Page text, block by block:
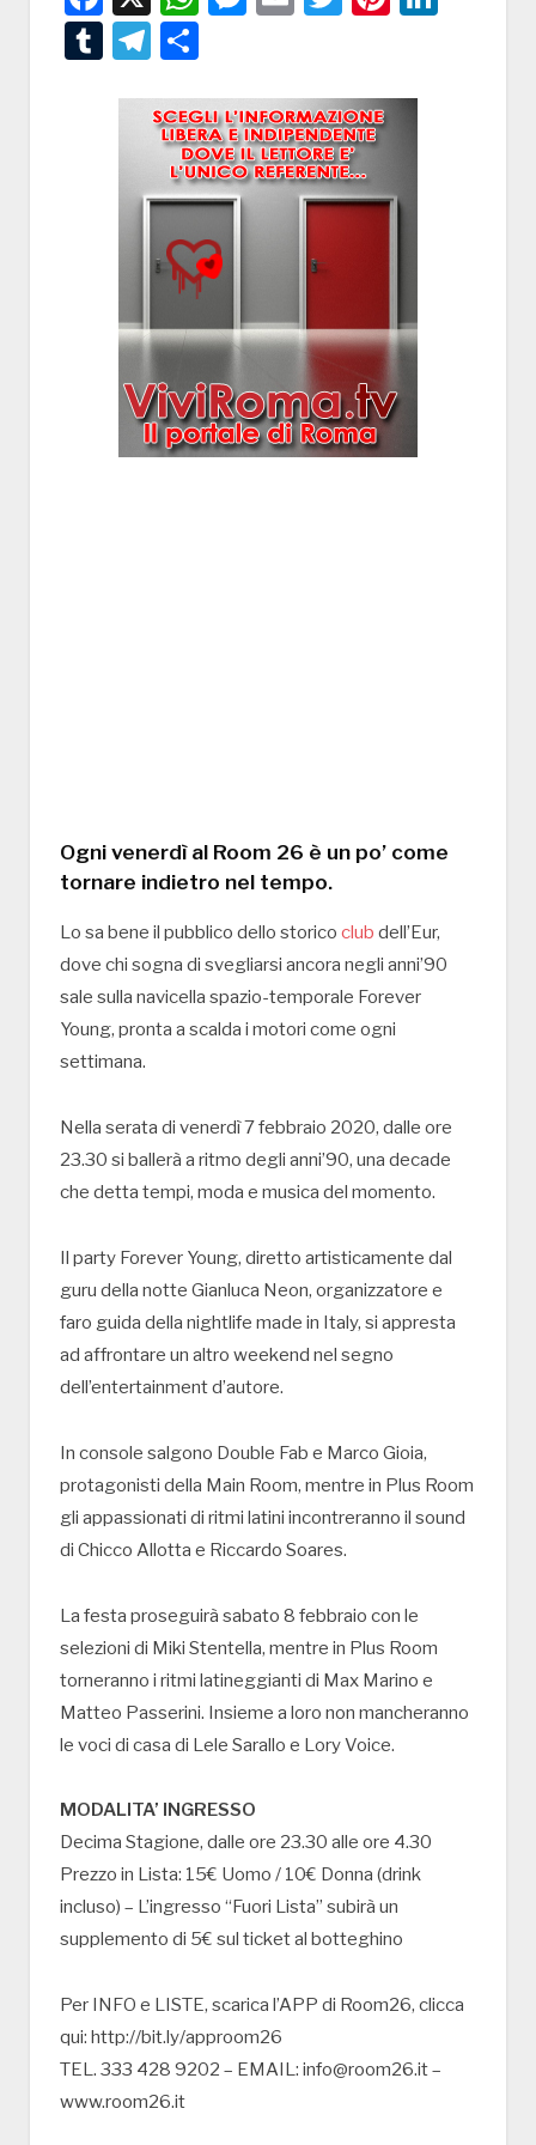
TumblrTelegram
Ogni venerdì al Room 26 è un po’ come
tornare indietro nel tempo.
Lo sa bene il pubblico dello storico club dell’Eur,
dove chi sogna di svegliarsi ancora negli anni’90
sale sulla navicella spazio-temporale Forever
Young, pronta a scalda i motori come ogni
settimana.
Nella serata di venerdì 7 febbraio 2020, dalle ore
23.30 si ballerà a ritmo degli anni’90, una decade
che detta tempi, moda e musica del momento.
Il party Forever Young, diretto artisticamente dal
guru della notte Gianluca Neon, organizzatore e
faro guida della nightlife made in Italy, si appresta
ad affrontare un altro weekend nel segno
dell’entertainment d’autore.
In console salgono Double Fab e Marco Gioia,
protagonisti della Main Room, mentre in Plus Room
gli appassionati di ritmi latini incontreranno il sound
di Chicco Allotta e Riccardo Soares.
La festa proseguirà sabato 8 febbraio con le
selezioni di Miki Stentella, mentre in Plus Room
torneranno i ritmi latineggianti di Max Marino e
Matteo Passerini. Insieme a loro non mancheranno
le voci di casa di Lele Sarallo e Lory Voice.
MODALITA’ INGRESSO
Decima Stagione, dalle ore 23.30 alle ore 4.30
Prezzo in Lista: 15€ Uomo / 10€ Donna (drink
incluso) – L’ingresso “Fuori Lista” subirà un
supplemento di 5€ sul ticket al botteghino
Per INFO e LISTE, scarica l’APP di Room26, clicca
qui: http://bit.ly/approom26
TEL. 333 428 9202 – EMAIL: info@room26.it –
www.room26.it